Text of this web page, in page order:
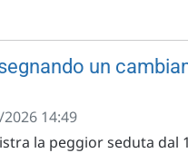
un
14:49
la peggior seduta dal